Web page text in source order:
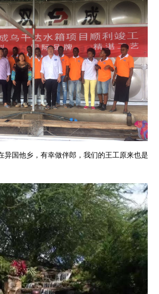
幸做伴郎，我们的王工原来也是